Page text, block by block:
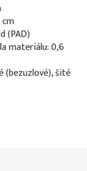
(PAD)
materiálu: 0,6
(bezuzlové), šité